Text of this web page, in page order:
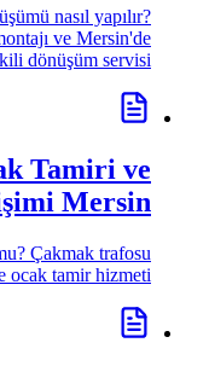
nasıl yapılır?
ve Mersin'de
dönüşüm servisi.
Tamiri ve
Mersin
Çakmak trafosu
ocak tamir hizmeti.